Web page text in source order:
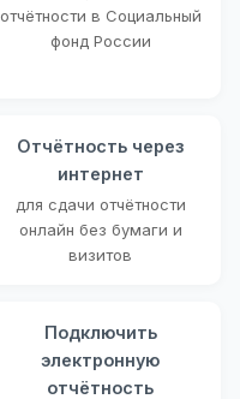
отчётности в Социальный
фонд России
Отчётность через
интернет
для сдачи отчётности
онлайн без бумаги и
визитов
Подключить
электронную
отчётность